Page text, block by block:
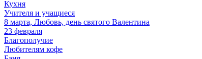
Кухня
Учителя и учащиеся
8 марта, Любовь, день святого Валентина
23 февраля
Благополучие
Любителям кофе